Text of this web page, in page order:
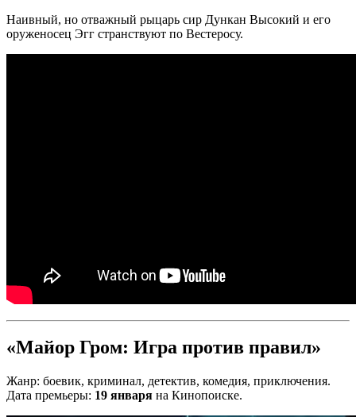
Наивный, но отважный рыцарь сир Дункан Высокий и его
оруженосец Эгг странствуют по Вестеросу.
«Майор Гром: Игра против правил»
Жанр: боевик, криминал, детектив, комедия, приключения.
Дата премьеры: 19 января на Кинопоиске.